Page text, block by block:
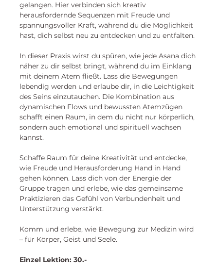
gelangen. Hier verbinden sich kreativ
herausfordernde Sequenzen mit Freude und
spannungsvoller Kraft, während du die Möglichkeit
hast, dich selbst neu zu entdecken und zu entfalten.
In dieser Praxis wirst du spüren, wie jede Asana dich
näher zu dir selbst bringt, während du im Einklang
mit deinem Atem fließt. Lass die Bewegungen
lebendig werden und erlaube dir, in die Leichtigkeit
des Seins einzutauchen. Die Kombination aus
dynamischen Flows und bewussten Atemzügen
schafft einen Raum, in dem du nicht nur körperlich,
sondern auch emotional und spirituell wachsen
kannst.
Schaffe Raum für deine Kreativität und entdecke,
wie Freude und Herausforderung Hand in Hand
gehen können. Lass dich von der Energie der
Gruppe tragen und erlebe, wie das gemeinsame
Praktizieren das Gefühl von Verbundenheit und
Unterstützung verstärkt.
Komm und erlebe, wie Bewegung zur Medizin wird
– für Körper, Geist und Seele.
Einzel Lektion: 30.-